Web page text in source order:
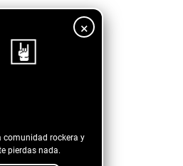
×
comunidad rockera y
pierdas nada.
Cover)